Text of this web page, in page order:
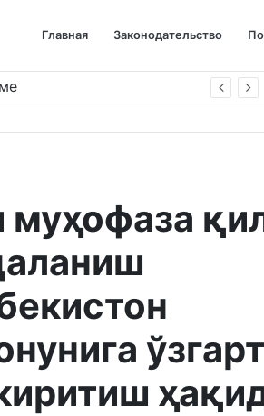
Главная Законодательство
муҳофаза